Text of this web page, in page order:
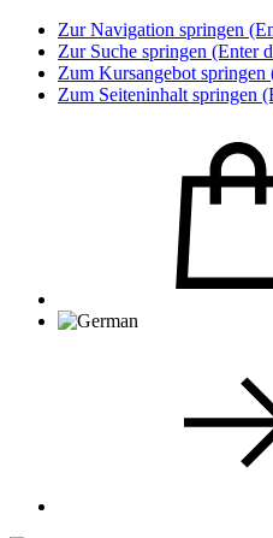
Zur Navigation springen
Zur Suche springen (Enter
Zum Kursangebot springen
Zum Seiteninhalt springen